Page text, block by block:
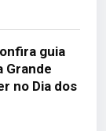
guia
Grande
no Dia dos